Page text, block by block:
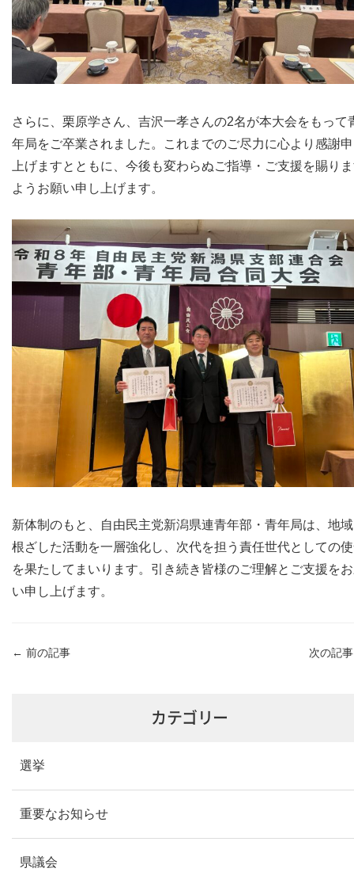
さらに、栗原学さん、吉沢一孝さんの2名が本大会をもって
年局をご卒業されました。これまでのご尽力に心より感謝
上げますとともに、今後も変わらぬご指導・ご支援を賜り
ようお願い申し上げます。
新体制のもと、自由民主党新潟県連青年部・青年局は、地
根ざした活動を一層強化し、次代を担う責任世代としての
を果たしてまいります。引き続き皆様のご理解とご支援を
い申し上げます。
← 前の記事 次の記
カテゴリー
選挙
重要なお知らせ
県議会